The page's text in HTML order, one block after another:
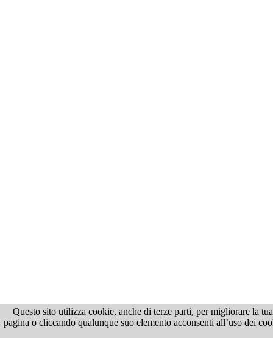
Questo sito utilizza cookie, anche di terze parti, per migliorare la
pagina o cliccando qualunque suo elemento acconsenti all’uso dei